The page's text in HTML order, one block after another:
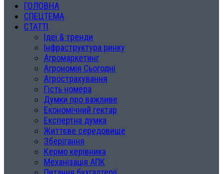
ГОЛОВНА
СПЕЦТЕМА
СТАТТІ
Ідеї & тренди
Інфраструктура ринку
Агромаркетинг
Агрономія Сьогодні
Агрострахування
Гість номера
Думки про важливе
Економічний гектар
Експертна думка
Життєве середовище
Зберігання
Кермо керівника
Механізація АПК